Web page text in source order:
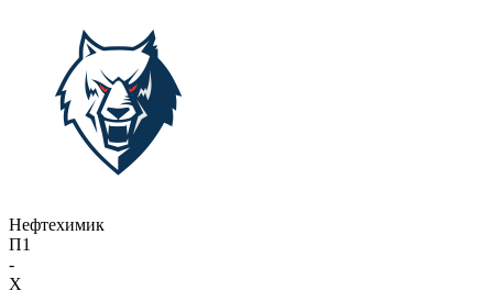
Нефтехимик
П1
-
X